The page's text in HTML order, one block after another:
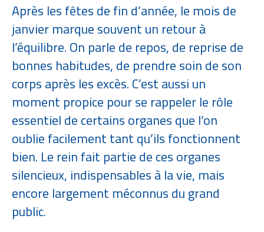
Après les fêtes de fin d’année, le mois de
janvier marque souvent un retour à
l’équilibre. On parle de repos, de reprise de
bonnes habitudes, de prendre soin de son
corps après les excès. C’est aussi un
moment propice pour se rappeler le rôle
essentiel de certains organes que l’on
oublie facilement tant qu’ils fonctionnent
bien. Le rein fait partie de ces organes
silencieux, indispensables à la vie, mais
encore largement méconnus du grand
public.